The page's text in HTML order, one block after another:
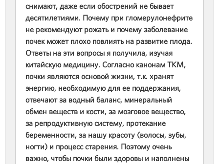
снимают, даже если обострений не бывает
десятилетиями. Почему при гломерулонефрите
не рекомендуют рожать и почему заболевание
почек может плохо повлиять на развитие плода.
Ответы на эти вопросы я получила, изучая
китайскую медицину. Согласно канонам ТКМ,
почки являются основой жизни, т.к. хранят
энергию, необходимую для ее поддержания,
отвечают за водный баланс, минеральный
обмен веществ и кости, за мозговое вещество,
за репродуктивную систему, протекание
беременности, за нашу красоту (волосы, зубы,
ногти) и процесс старения. Поэтому очень
важно, чтобы почки были здоровы и наполнены